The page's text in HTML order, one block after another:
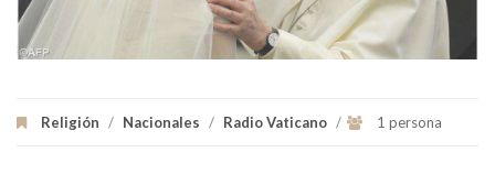
Religión / Nacionales / Radio Vaticano / 1 persona